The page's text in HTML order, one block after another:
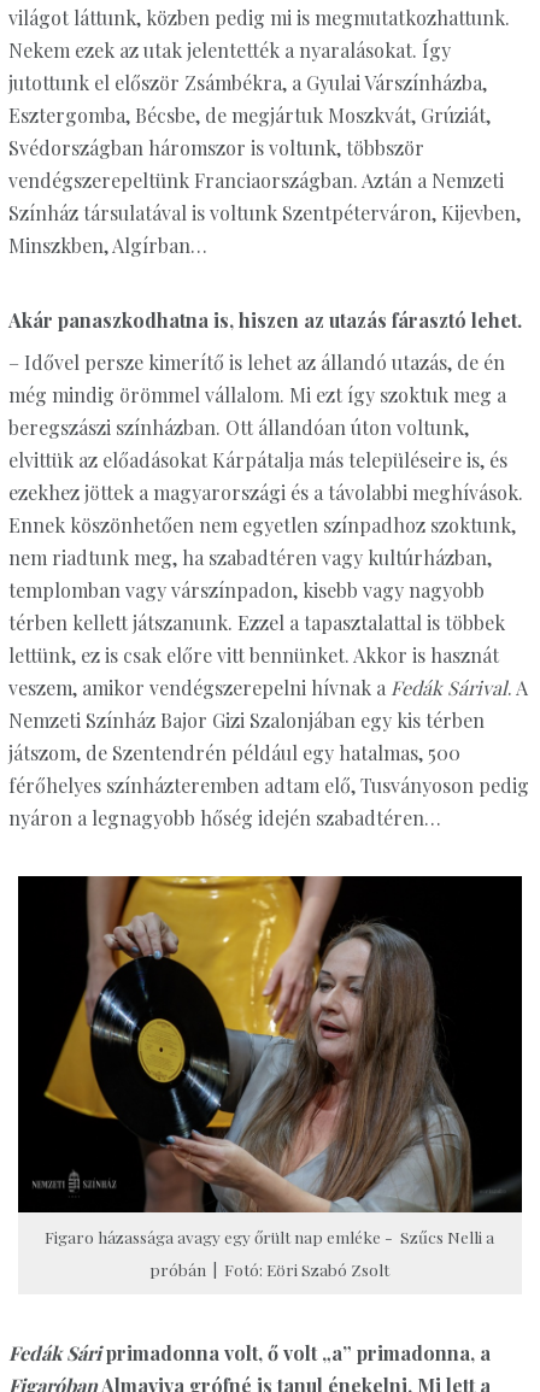
világot láttunk, közben pedig mi is megmutatkozhattunk.
Nekem ezek az utak jelentették a nyaralásokat. Így
jutottunk el először Zsámbékra, a Gyulai Várszínházba,
Esztergomba, Bécsbe, de megjártuk Moszkvát, Grúziát,
Svédországban háromszor is voltunk, többször
vendégszerepeltünk Franciaországban. Aztán a Nemzeti
Színház társulatával is voltunk Szentpéterváron, Kijevben,
Minszkben, Algírban…
Akár panaszkodhatna is, hiszen az utazás fárasztó lehet.
– Idővel persze kimerítő is lehet az állandó utazás, de én
még mindig örömmel vállalom. Mi ezt így szoktuk meg a
beregszászi színházban. Ott állandóan úton voltunk,
elvittük az előadásokat Kárpátalja más településeire is, és
ezekhez jöttek a magyarországi és a távolabbi meghívások.
Ennek köszönhetően nem egyetlen színpadhoz szoktunk,
nem riadtunk meg, ha szabadtéren vagy kultúrházban,
templomban vagy várszínpadon, kisebb vagy nagyobb
térben kellett játszanunk. Ezzel a tapasztalattal is többek
lettünk, ez is csak előre vitt bennünket. Akkor is hasznát
veszem, amikor vendégszerepelni hívnak a Fedák Sárival. A
Nemzeti Színház Bajor Gizi Szalonjában egy kis térben
játszom, de Szentendrén például egy hatalmas, 500
férőhelyes színházteremben adtam elő, Tusványoson pedig
nyáron a legnagyobb hőség idején szabadtéren…
Figaro házassága avagy egy őrült nap emléke - Szűcs Nelli a
próbán | Fotó: Eöri Szabó Zsolt
Fedák Sáriprimadonna volt, ő volt „a” primadonna, a
FigaróbanAlmaviva grófné is tanul énekelni. Mi lett a